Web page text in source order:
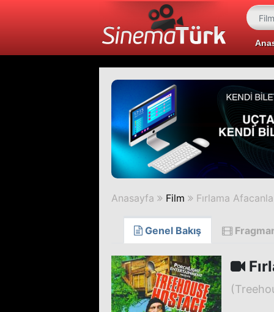
Anasayfa Film Fırlama
Genel Bakış